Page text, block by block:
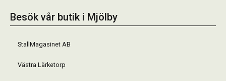
Besök vår butik i Mjölby
StallMagasinet AB
Västra Lärketorp